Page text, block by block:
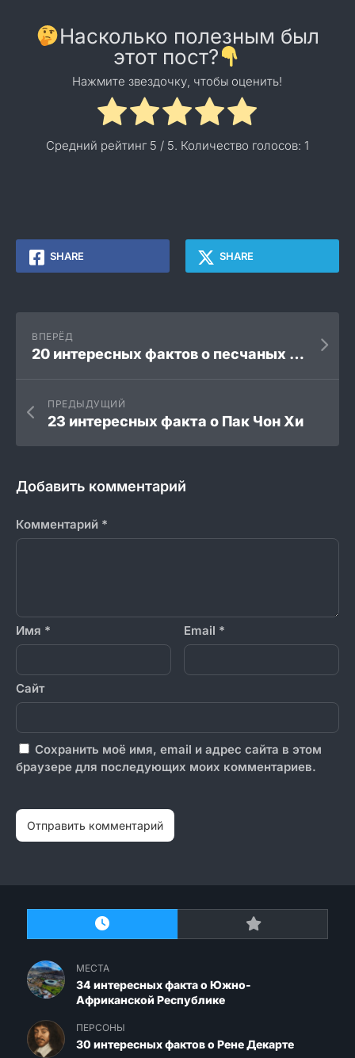
Насколько полезным был
этот пост?
Нажмите звездочку, чтобы оценить!
Средний рейтинг 5 / 5. Количество голосов: 1
SHARE SHARE
ВПЕРЁД
20 интересных фактов о песчаных дюнах
ПРЕДЫДУЩИЙ
23 интересных факта о Пак Чон Хи
Добавить комментарий
Комментарий *
Имя * Email *
Сайт
Сохранить моё имя, email и адрес сайта в этом
браузере для последующих моих комментариев.
МЕСТА
34 интересных факта о Южно-
Африканской Республике
ПЕРСОНЫ
30 интересных фактов о Рене Декарте